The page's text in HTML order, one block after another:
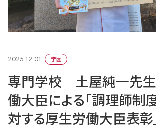
2025.12.01 学園
専門学校 土屋純一先
働大臣による「調理師制
対する厚生労働大臣表彰